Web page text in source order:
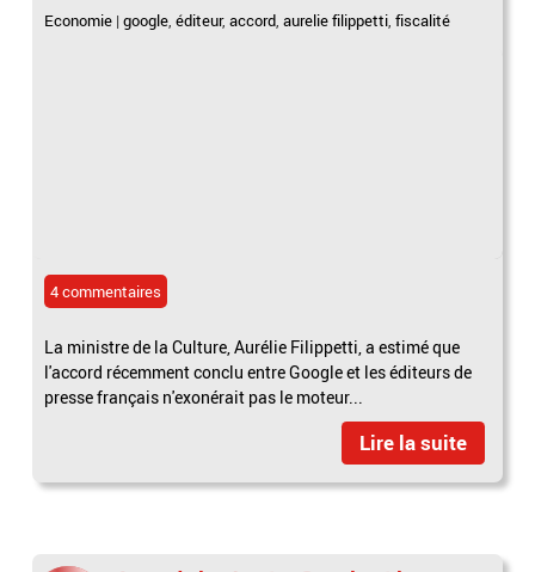
Economie |google,éditeur,accord,aurelie filippetti,fiscalité
4 commentaires
La ministre de la Culture, Aurélie Filippetti, a estimé que
l'accord récemment conclu entre Google et les éditeurs de
presse français n'exonérait pas le moteur...
Lire la suite